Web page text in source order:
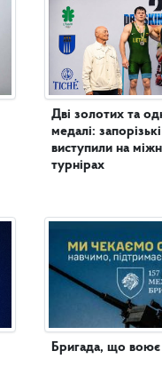
Дві золотих та
медалі:
виступили на
турнірах
Бригада, що